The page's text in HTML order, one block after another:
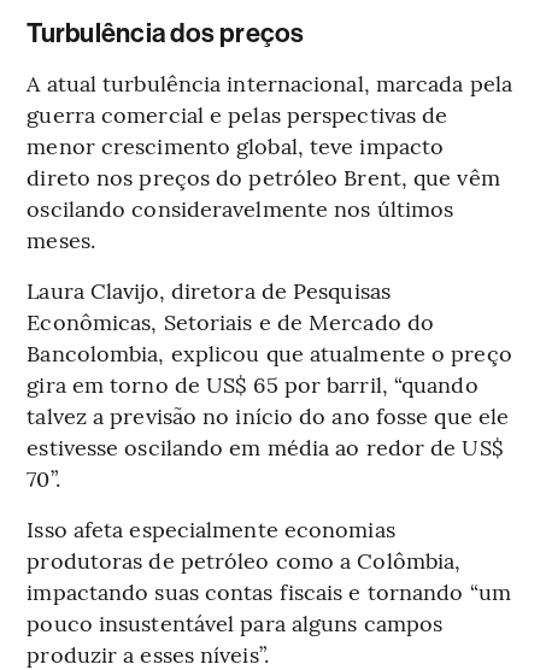
Turbulência dos preços
A atual turbulência internacional, marcada pela
guerra comercial e pelas perspectivas de
menor crescimento global, teve impacto
direto nos preços do petróleo Brent, que vêm
oscilando consideravelmente nos últimos
meses.
Laura Clavijo, diretora de Pesquisas
Econômicas, Setoriais e de Mercado do
Bancolombia, explicou que atualmente o preço
gira em torno de US$ 65 por barril, “quando
talvez a previsão no início do ano fosse que ele
estivesse oscilando em média ao redor de US$
70”.
Isso afeta especialmente economias
produtoras de petróleo como a Colômbia,
impactando suas contas fiscais e tornando “um
pouco insustentável para alguns campos
produzir a esses níveis”.